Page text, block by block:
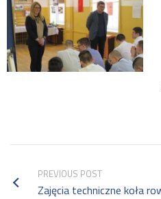
PREVIOUS POST
Zajęcia techniczne koła